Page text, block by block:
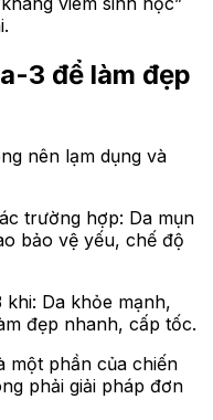
3 để làm đẹp
nên lạm dụng và
trường hợp: Da mụn
bảo vệ yếu, chế độ
Da khỏe mạnh,
đẹp nhanh, cấp tốc.
một phần của chiến
phải giải pháp đơn